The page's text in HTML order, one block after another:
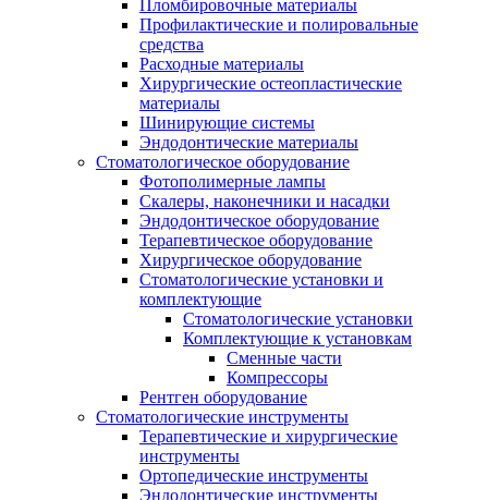
Пломбировочные материалы
Профилактические и полировальные
средства
Расходные материалы
Хирургические остеопластические
материалы
Шинирующие системы
Эндодонтические материалы
Стоматологическое оборудование
Фотополимерные лампы
Скалеры, наконечники и насадки
Эндодонтическое оборудование
Терапевтическое оборудование
Хирургическое оборудование
Стоматологические установки и
комплектующие
Стоматологические установки
Комплектующие к установкам
Сменные части
Компрессоры
Рентген оборудование
Стоматологические инструменты
Терапевтические и хирургические
инструменты
Ортопедические инструменты
Эндодонтические инструменты